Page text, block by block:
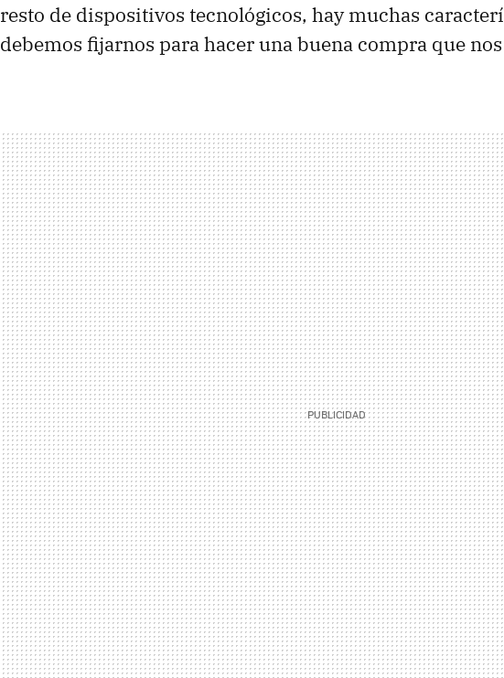
resto de dispositivos tecnológicos, hay muchas
debemos fijarnos para hacer una buena compra que